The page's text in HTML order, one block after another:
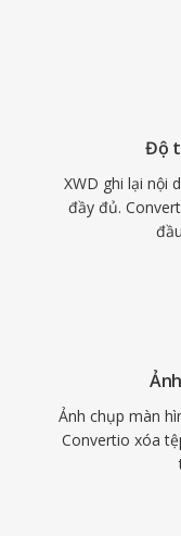
Độ
XWD ghi lại nội
đầy đủ.
Ảnh chụp màn
Convertio xóa